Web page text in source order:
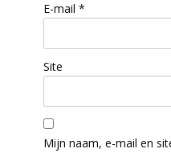
E-mail *
Site
Mijn naam, e-mail en